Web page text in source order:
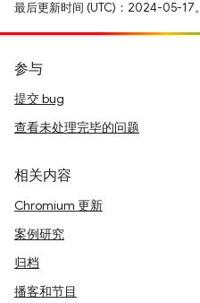
最后更新时间 (UTC)：2024-05-17。
参与
提交 bug
查看未处理完毕的问题
相关内容
Chromium 更新
案例研究
归档
播客和节目